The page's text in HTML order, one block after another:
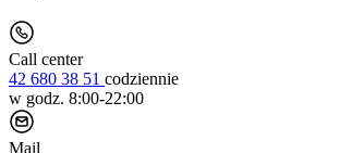
Call center
42 680 38 51 codziennie
w godz. 8:00-22:00
Mail